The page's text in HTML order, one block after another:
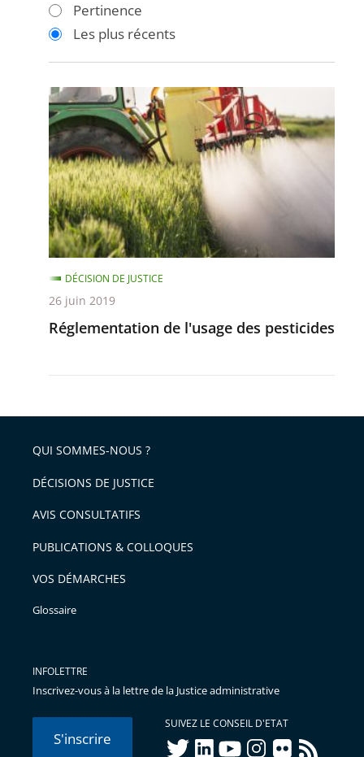
filtres
après
filtres
avant
Pertinence
Les plus récents
Réglementation
de
l'usage
des
pesticides
Réglementation de l'usage des pesticides
DÉCISION DE JUSTICE
26 juin 2019
QUI SOMMES-NOUS ?
DÉCISIONS DE JUSTICE
AVIS CONSULTATIFS
PUBLICATIONS & COLLOQUES
VOS DÉMARCHES
Glossaire
INFOLETTRE
Inscrivez-vous à la lettre de la Justice administrative
S'inscrire
SUIVEZ LE CONSEIL D'ETAT
twitterlinkedInyoutubeinstagram
flickr rss